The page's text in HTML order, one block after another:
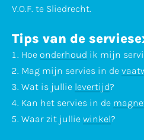
V.O.F. te Sliedrecht.
Tips van de
Hoe onderhoud ik mijn
Mag mijn servies in de
Wat is jullie levertijd?
Kan het servies in de
Waar zit jullie winkel?